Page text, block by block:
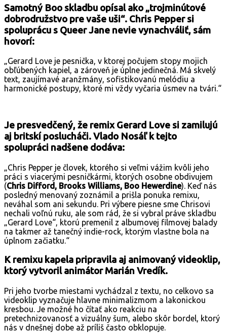
Samotný Boo skladbu opísal ako „trojminútové
dobrodružstvo pre vaše uši“. Chris Pepper si
spoluprácu s Queer Jane nevie vynachváliť, sám
hovorí:
„Gerard Love je pesnička, v ktorej počujem stopy mojich
obľúbených kapiel, a zároveň je úplne jedinečná. Má skvelý
text, zaujímavé aranžmány, sofistikovanú melódiu a
harmonické postupy, ktoré mi vždy vyčaria úsmev na tvári.“
Je presvedčený, že remix Gerard Love si zamilujú
aj britskí poslucháči. Vlado Nosáľ k tejto
spolupráci nadšene dodáva:
„Chris Pepper je človek, ktorého si veľmi vážim kvôli jeho
práci s viacerými pesničkármi, ktorých osobne obdivujem
(Chris Difford, Brooks Williams, Boo Hewerdine). Keď nás
posledný menovaný zoznámil a prišla ponuka remixu,
neváhal som ani sekundu. Pri výbere piesne sme Chrisovi
nechali voľnú ruku, ale som rád, že si vybral práve skladbu
„Gerard Love“, ktorú premenil z albumovej filmovej balady
na takmer až tanečný indie-rock, ktorým vlastne bola na
úplnom začiatku.“
K remixu kapela pripravila aj animovaný videoklip,
ktorý vytvoril animátor Marián Vredík.
Pri jeho tvorbe miestami vychádzal z textu, no celkovo sa
videoklip vyznačuje hlavne minimalizmom a lakonickou
kresbou. Je možné ho čítať ako reakciu na
pretechnizovanosť a vizuálny šum, alebo skôr bordel, ktorý
nás v dnešnej dobe až príliš často obklopuje.